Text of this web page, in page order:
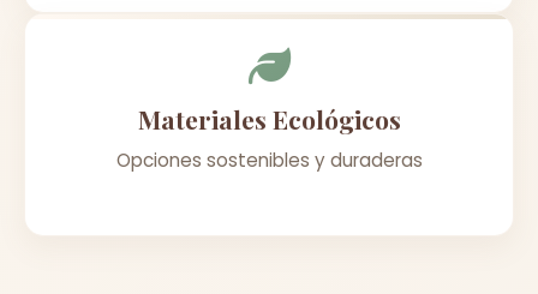
Materiales Ecológicos
Opciones sostenibles y duraderas